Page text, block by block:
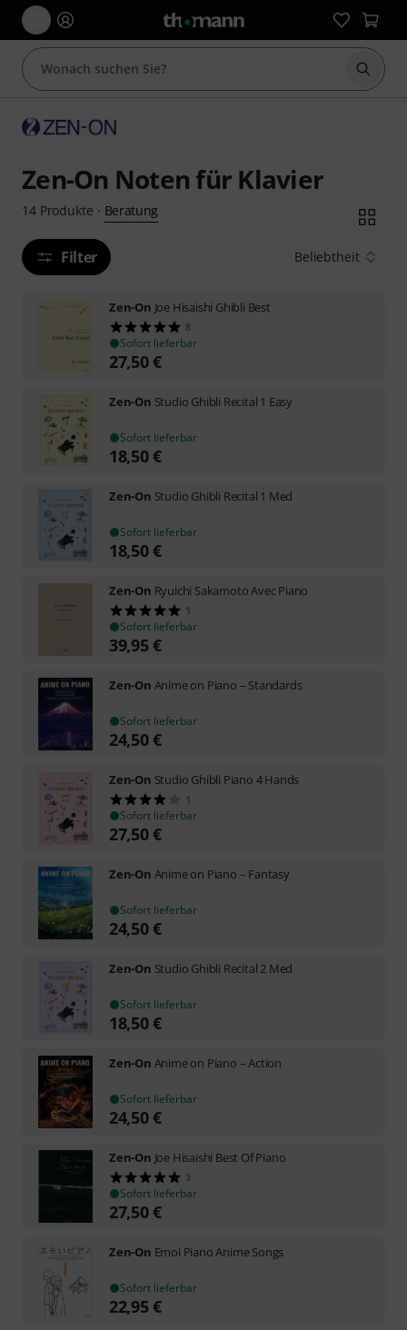
Suche
Zen-On Noten für Klavier
14 Produkte · Beratung
Filter Beliebtheit
Zen-On Joe Hisaishi Ghibli Best
8
Sofort lieferbar
27,50€
Zen-On Studio Ghibli Recital 1 Easy
Sofort lieferbar
18,50€
Zen-On Studio Ghibli Recital 1 Med
Sofort lieferbar
18,50€
Zen-On Ryuichi Sakamoto Avec Piano
1
Sofort lieferbar
39,95€
Zen-On Anime on Piano – Standards
Sofort lieferbar
24,50€
Zen-On Studio Ghibli Piano 4 Hands
1
Sofort lieferbar
27,50€
Zen-On Anime on Piano – Fantasy
Sofort lieferbar
24,50€
Zen-On Studio Ghibli Recital 2 Med
Sofort lieferbar
18,50€
Zen-On Anime on Piano – Action
Sofort lieferbar
24,50€
Zen-On Joe Hisaishi Best Of Piano
3
Sofort lieferbar
27,50€
Zen-On Emoi Piano Anime Songs
Sofort lieferbar
22,95€